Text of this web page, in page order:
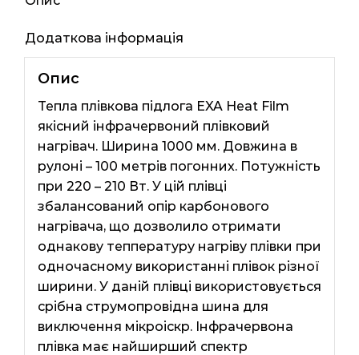
Додаткова інформація
Опис
Тепла плівкова підлога EXA Heat Film
якісний інфрачервоний плівковий
нагрівач. Ширина 1000 мм. Довжина в
рулоні – 100 метрів погонних. Потужність
при 220 – 210 Вт. У цій плівці
збалансований опір карбонового
нагрівача, що дозволило отримати
однакову теппературу нагріву плівки при
одночасному використанні плівок різної
ширини. У даній плівці використовується
срібна струмопровідна шина для
виключення мікроіскр. Інфрачервона
плівка має найширший спектр